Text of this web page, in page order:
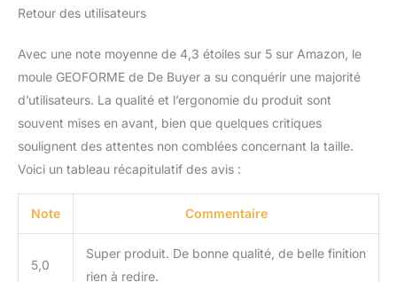
Retour des utilisateurs
Avec une note moyenne de 4,3 étoiles sur 5 sur Amazon, le
moule GEOFORME de De Buyer a su conquérir une majorité
d’utilisateurs. La qualité et l’ergonomie du produit sont
souvent mises en avant, bien que quelques critiques
soulignent des attentes non comblées concernant la taille.
Voici un tableau récapitulatif des avis :
Note Commentaire
5,0
Super produit. De bonne qualité, de belle finition
rien à redire.